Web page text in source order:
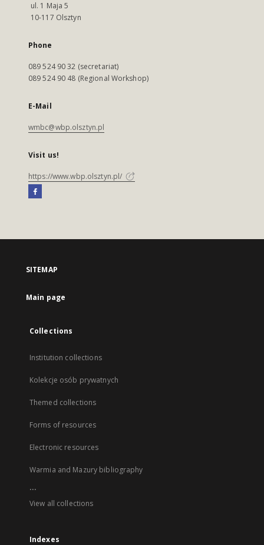
ul. 1 Maja 5
10-117 Olsztyn
Phone
089 524 90 32 (secretariat)
089 524 90 48 (Regional Workshop)
E-Mail
wmbc@wbp.olsztyn.pl
Visit us!
https://www.wbp.olsztyn.pl/
SITEMAP
Main page
Collections
Institution collections
Kolekcje osób prywatnych
Themed collections
Forms of resources
Electronic resources
Warmia and Mazury bibliography
...
View all collections
Indexes